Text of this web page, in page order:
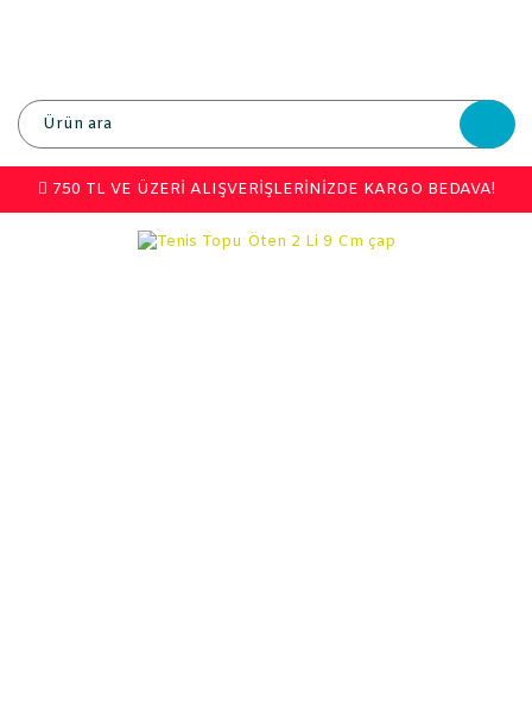
750 TL VE ÜZERİ ALIŞVERİŞLERİNİZDE KARGO BEDAVA!